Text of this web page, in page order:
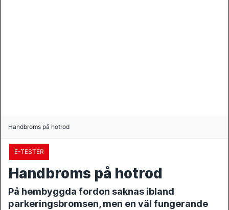
Handbroms på hotrod
E-TESTER
Handbroms på hotrod
På hembyggda fordon saknas ibland
parkeringsbromsen, men en väl fungerande